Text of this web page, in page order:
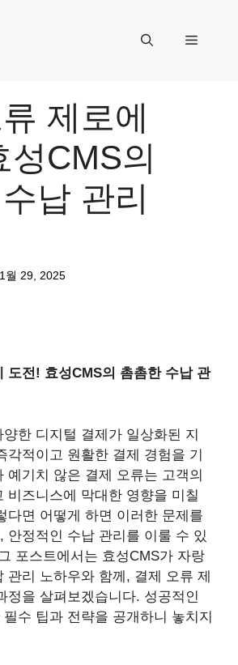
Menu
제로에
성CMS의
납 관리
월 29, 2025
도전! 효성CMS의 촘촘한 수납 관
한 디지털 결제가 일상화된 지
각적이고 원활한 결제 경험을 기
예기치 않은 결제 오류는 고객의
비즈니스에 막대한 영향을 미칠
다면 어떻게 하면 이러한 문제를
안정적인 수납 관리를 이룰 수 있
포스트에서는 효성CMS가 자랑
관리 노하우와 함께, 결제 오류 제
정을 살펴보겠습니다. 성공적인
수 팁과 전략을 공개하니 놓치지